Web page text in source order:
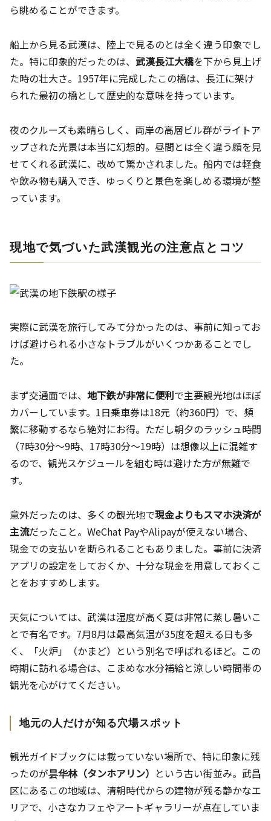
ら眺めることができます。
船上から見る武漢は、陸上で見るのとは全く違う印象でし
た。特に印象的だったのは、 武漢長江大橋を下から見上げ
た時の壮大さ。1957年に完成したこの橋は、長江に架け
られた最初の橋として歴史的な意味を持っています。
夜のクルーズも素晴らしく、両岸の高層ビル群がライトア
ップされた光景は本当に幻想的。昼間とは全く違う顔を見
せてくれる武漢に、改めて驚かされました。船内では軽食
や飲み物も購入でき、ゆっくりと景色を楽しめる環境が整
っています。
現地で気づいた武漢観光の注意点とコツ
実際に武漢を旅行してみて分かったのは、事前に知ってお
けば避けられる小さなトラブルがいくつかあることでし
た。
まず交通面では、 地下鉄が非常に便利で主要観光地はほぼ
カバーしています。1日乗車券は18元（約360円）で、頻
繁に移動するなら絶対にお得。ただし朝夕のラッシュ時間
（7時30分〜9時、17時30分〜19時）は想像以上に混雑す
るので、観光スケジュールを組む時は避けた方が無難で
す。
意外だったのは、多くの観光地で現金よりもスマホ決済が
主流だったこと。WeChat PayやAlipayが使えない場合、
現金での支払いを断られることもありました。事前に決済
アプリの設定をしておくか、十分な現金を用意しておくこ
とをおすすめします。
天気については、武漢は湿度が高く夏は非常に蒸し暑いこ
とで有名です。7月8月は最高気温が35度を超える日も多
く、「火炉」（かまど）という別名で呼ばれるほど。この
時期に訪れる場合は、こまめな水分補給と涼しい時間帯の
観光を心がけてください。
地元の人だけが知る穴場スポット
観光ガイドブックには載っていない場所で、特に印象に残
ったのが昙华林（タンホアリン） という古い街並み。武昌
区にあるこの地域は、清朝時代からの建物が残る静かなエ
リアで、小さなカフェやアートギャラリーが点在していま